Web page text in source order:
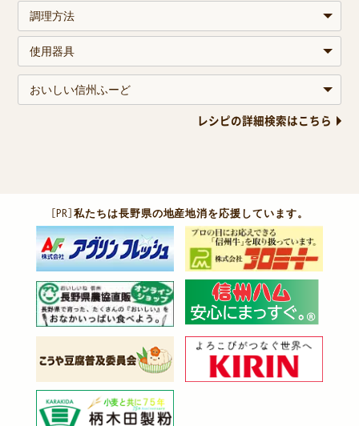
レシピの詳細検索はこちら
［PR］私たちは長野県の地産地消を応援しています。